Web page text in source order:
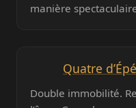
manière
Quatre
Double immobilité.